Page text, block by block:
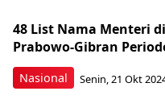
Nasional
48 List Nama Menteri
Prabowo-Gibran
Senin, 21 Okt